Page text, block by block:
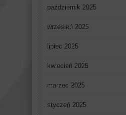
październik 2025
wrzesień 2025
lipiec 2025
kwiecień 2025
marzec 2025
styczeń 2025